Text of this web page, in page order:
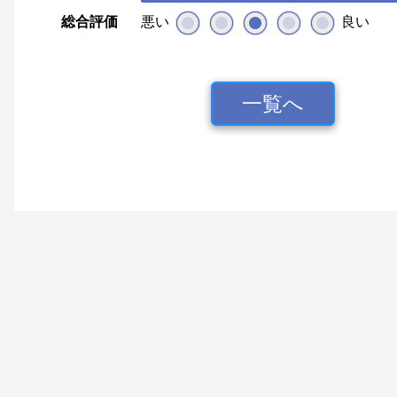
総合評価 悪い 良い
一覧へ